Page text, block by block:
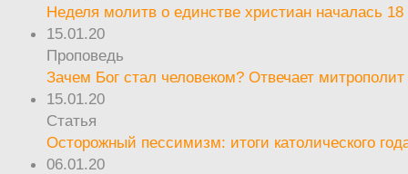
Неделя молитв о единстве христиан началась 18
15.01.20
Проповедь
Зачем Бог стал человеком? Отвечает
15.01.20
Статья
Осторожный пессимизм: итоги католического
06.01.20